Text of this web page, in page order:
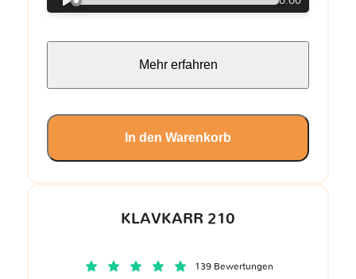
KLAVKARR 210
139 Bewertungen
Mehr erfahren
In den Warenkorb